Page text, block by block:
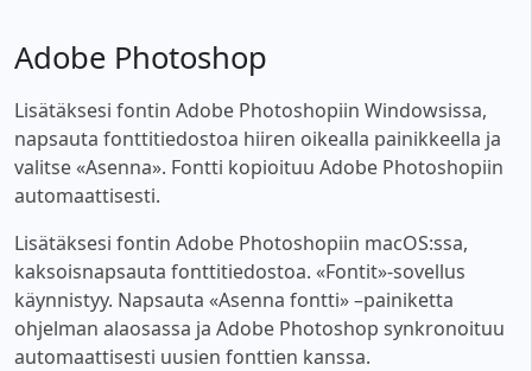
Adobe Photoshop
Lisätäksesi fontin Adobe Photoshopiin Windowsissa,
napsauta fonttitiedostoa hiiren oikealla painikkeella ja
valitse «Asenna». Fontti kopioituu Adobe Photoshopiin
automaattisesti.
Lisätäksesi fontin Adobe Photoshopiin macOS:ssa,
kaksoisnapsauta fonttitiedostoa. «Fontit»-sovellus
käynnistyy. Napsauta «Asenna fontti» –painiketta
ohjelman alaosassa ja Adobe Photoshop synkronoituu
automaattisesti uusien fonttien kanssa.